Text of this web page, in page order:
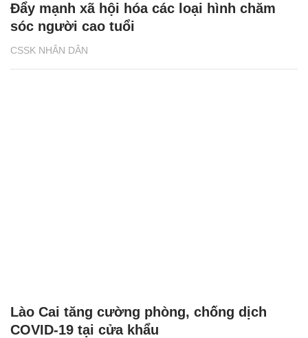
CSSK NHÂN DÂN
Đẩy mạnh xã hội hóa các loại hình chăm
sóc người cao tuổi
Lào Cai tăng cường phòng, chống dịch
COVID-19 tại cửa khẩu